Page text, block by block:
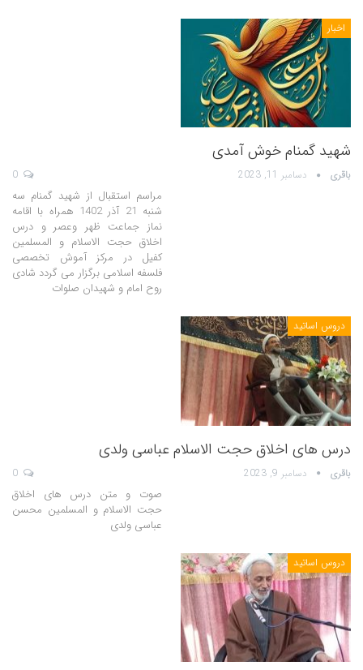
اخبار
شهید گمنام خوش آمدی
باقری دسامبر 11, 2023
مراسم استقبال از شهید گمنام سه
شنبه 21 آذر 1402 همراه با اقامه
نماز جماعت ظهر وعصر و درس
اخلاق حجت الاسلام و المسلمین
کفیل در مرکز آموش تخصصی
فلسفه اسلامی برگزار می گردد شادی
روح امام و شهیدان صلوات
دروس اساتید
درس های اخلاق حجت الاسلام عباسی ولدی
باقری دسامبر 9, 2023
صوت و متن درس های اخلاق
حجت الاسلام و المسلمین محسن
عباسی ولدی
دروس اساتید